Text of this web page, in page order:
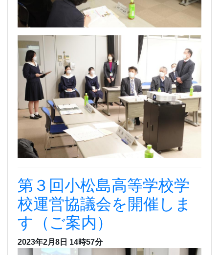
第３回小松島高等学校学
校運営協議会を開催しま
す（ご案内）
2023年2月8日 14時57分